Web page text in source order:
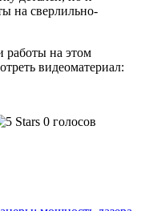
на сверлильно-
работы на этом
видеоматериал:
0 голосов